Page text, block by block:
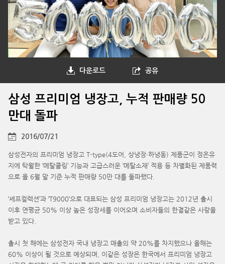
다운로드 공유
삼성 프리미엄 냉장고, 누적 판매량 50
만대 돌파
2016/07/21
삼성전자의 프리미엄 냉장고 T-type(4도어, 상냉장∙하냉동) 제품군이 정온유
지에 탁월한 ‘메탈쿨링’ 기능과 고급스러운 ‘메탈소재’ 적용 등 차별화된 제품력
으로 올 6월 말 기준 누적 판매량 50만 대를 돌파했다.
‘셰프컬렉션’과 ‘T9000’으로 대표되는 삼성 프리미엄 냉장고는 2012년 출시
이후 연평균 50% 이상 높은 성장세를 이어오며 소비자들의 한결같은 사랑을
받고 있다.
출시 첫 해에는 삼성전자 국내 냉장고 매출의 약 20%를 차지했으나 올해는
60% 이상이 될 것으로 예상되며, 이같은 성장은 한국에서 프리미엄 냉장고